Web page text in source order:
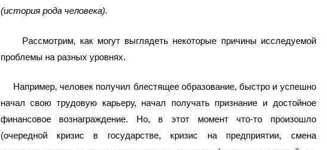
(история рода человека).
Рассмотрим, как могут выглядеть некоторые причины исследуемой
проблемы на разных уровнях.
Например, человек получил блестящее образование, быстро и успешно
начал свою трудовую карьеру, начал получать признание и достойное
финансовое вознаграждение. Но, в этот момент что-то произошло
(очередной кризис в государстве, кризис на предприятии, смена